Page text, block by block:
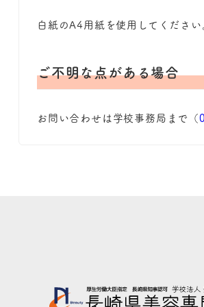
白紙のA4用紙を使用してください
ご不明な点がある場合
お問い合わせは学校事務局まで（